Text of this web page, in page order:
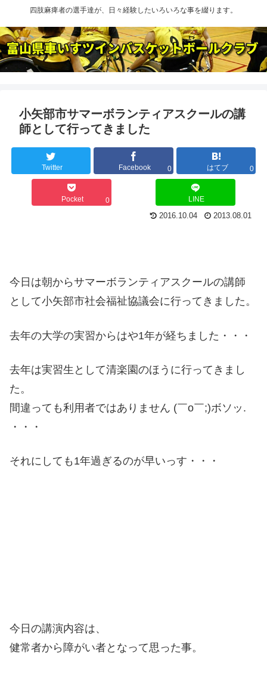
四肢麻痺者の選手達が、日々経験したいろいろな事を綴ります。
小矢部市サマーボランティアスクールの講
師として行ってきました
Twitter Facebook 0 はてブ 0
Pocket 0 LINE
2016.10.04 2013.08.01
今日は朝からサマーボランティアスクールの講師
として小矢部市社会福祉協議会に行ってきました。
去年の大学の実習からはや1年が経ちました・・・
去年は実習生として清楽園のほうに行ってきまし
た。
間違っても利用者ではありません (￣o￣;)ボソッ.
・・・
それにしても1年過ぎるのが早いっす・・・
今日の講演内容は、
健常者から障がい者となって思った事。